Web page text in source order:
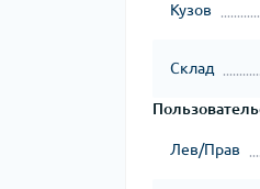
Кузов
Склад
Лев/Прав